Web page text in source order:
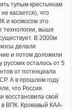
тупым крестьянам
касается), что
и космосом это
технологии, выше
В 2000м
делали
и потом доложили
русских осталось от 5
от потенциала
А в прошлом году
что Россия
восстановила свой
в ВПК. Кровавый КАА-